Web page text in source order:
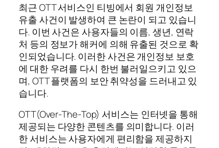
최근 OTT 서비스인 티빙에서 회원 개인정보
유출 사건이 발생하여 큰 논란이 되고 있습니
다. 이번 사건은 사용자들의 이름, 생년, 연락
처 등의 정보가 해커에 의해 유출된 것으로 확
인되었습니다. 이러한 사건은 개인정보 보호
에 대한 우려를 다시 한번 불러일으키고 있으
며, OTT 플랫폼의 보안 취약성을 드러내고 있
습니다.
OTT(Over-The-Top) 서비스는 인터넷을 통해
제공되는 다양한 콘텐츠를 의미합니다. 이러
한 서비스는 사용자에게 편리함을 제공하지